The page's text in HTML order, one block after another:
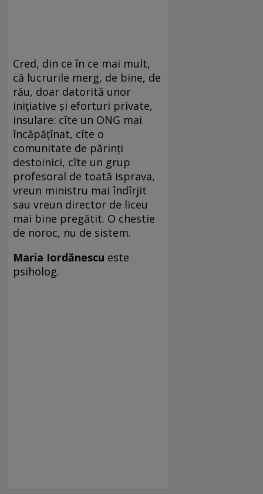
Cred, din ce în ce mai mult,
că lucrurile merg, de bine, de
rău, doar datorită unor
inițiative și eforturi private,
insulare: cîte un ONG mai
încăpățînat, cîte o
comunitate de părinți
destoinici, cîte un grup
profesoral de toată isprava,
vreun ministru mai îndîrjit
sau vreun director de liceu
mai bine pregătit. O chestie
de noroc, nu de sistem.
Maria Iordănescu este
psiholog.